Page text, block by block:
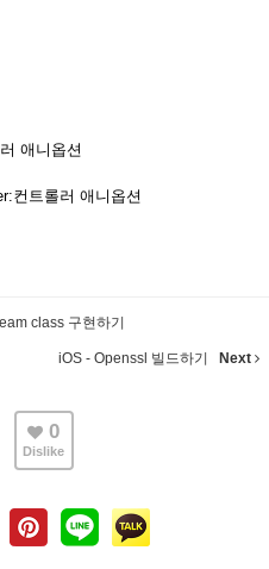
애니옵션
컨트롤러 애니옵션
class 구현하기
iOS - Openssl 빌드하기 Next
0
Dislike